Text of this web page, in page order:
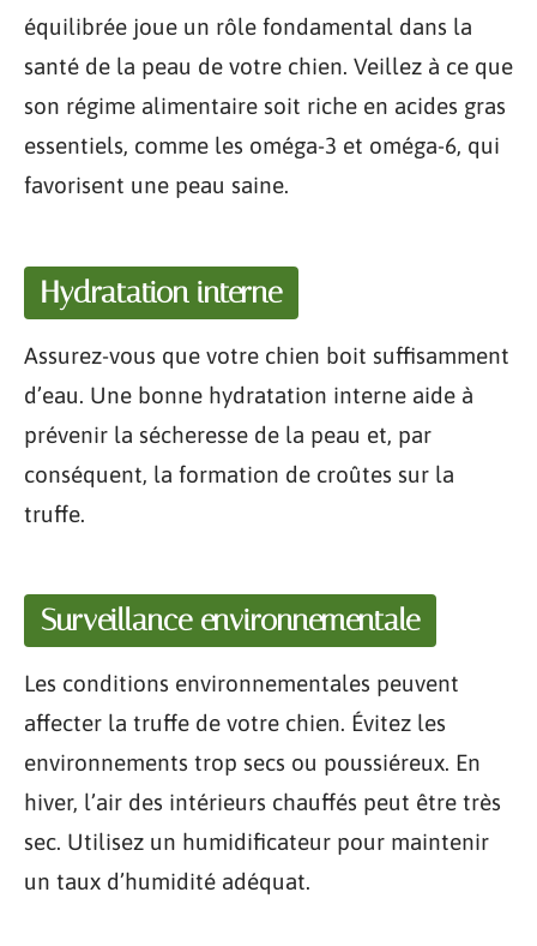
équilibrée joue un rôle fondamental dans la
santé de la peau de votre chien. Veillez à ce que
son régime alimentaire soit riche en acides gras
essentiels, comme les oméga-3 et oméga-6, qui
favorisent une peau saine.
Hydratation interne
Assurez-vous que votre chien boit suffisamment
d’eau. Une bonne hydratation interne aide à
prévenir la sécheresse de la peau et, par
conséquent, la formation de croûtes sur la
truffe.
Surveillance environnementale
Les conditions environnementales peuvent
affecter la truffe de votre chien. Évitez les
environnements trop secs ou poussiéreux. En
hiver, l’air des intérieurs chauffés peut être très
sec. Utilisez un humidificateur pour maintenir
un taux d’humidité adéquat.